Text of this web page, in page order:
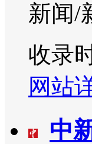
新闻/
收录
网站
中